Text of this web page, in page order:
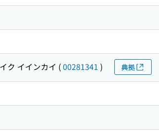
ク イインカイ (00281341 ) 典拠